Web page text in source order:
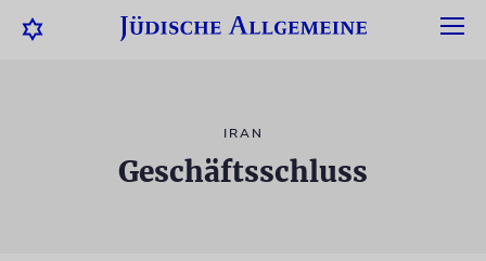
IRAN
Geschäftsschluss